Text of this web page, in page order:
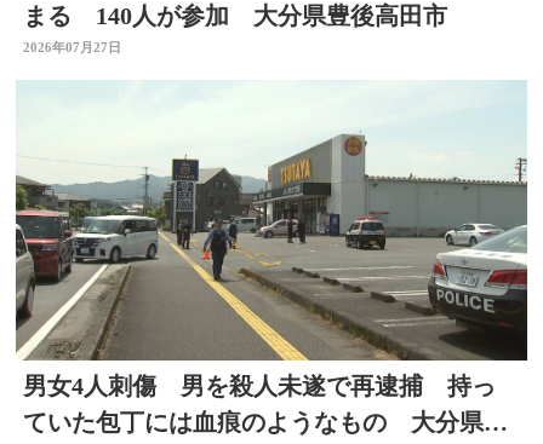
まる 140人が参加 大分県豊後高田市
2026年07月27日
男女4人刺傷 男を殺人未遂で再逮捕 持っ
ていた包丁には血痕のようなもの 大分県佐